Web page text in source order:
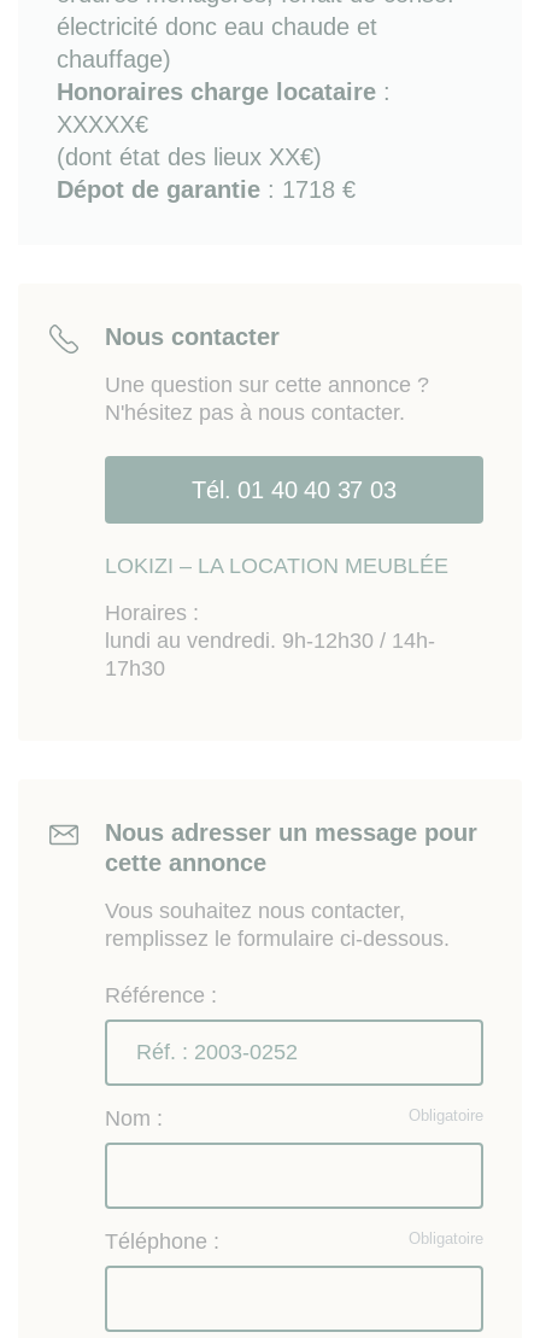
- parking gratuit dans la résidence
Bon à savoir : Laverie dans la résidence / Gardien.
A proximité: gare RER à 2mn (arrêt Bry Sur
Marne), tous services et commerces (dont
supermaché accessible à pied), nombreaux
espaces verts et rives aménagées du bord de
électricité donc eau chaude et
chauffage)
Honoraires charge locataire :
XXXXX€
(dont état des lieux XX€)
Dépot de garantie : 1718 €
Nous contacter
Une question sur cette annonce ?
N'hésitez pas à nous contacter.
Tél. 01 40 40 37 03
LOKIZI – LA LOCATION MEUBLÉE
Horaires :
lundi au vendredi. 9h-12h30 / 14h-
17h30
Nous adresser un message pour
cette annonce
Vous souhaitez nous contacter,
remplissez le formulaire ci-dessous.
Référence :
Obligatoire
Nom :
Obligatoire
Téléphone :